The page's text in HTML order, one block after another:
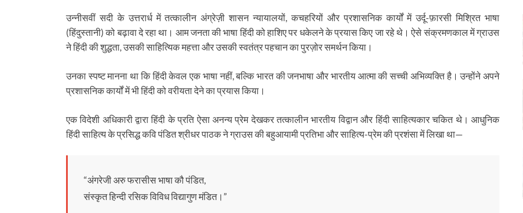
उन्नीसवीं सदी के उत्तरार्ध में तत्कालीन अंग्रेज़ी शासन न्यायालयों, कचहरियों और प्रशासनिक कार्यों में उर्दू-फ़ारसी मिश्रित भाषा
(हिंदुस्तानी) को बढ़ावा दे रहा था। आम जनता की भाषा हिंदी को हाशिए पर धकेलने के प्रयास किए जा रहे थे। ऐसे संक्रमणकाल में ग्राउस
ने हिंदी की शुद्धता, उसकी साहित्यिक महत्ता और उसकी स्वतंत्र पहचान का पुरज़ोर समर्थन किया।
उनका स्पष्ट मानना था कि हिंदी केवल एक भाषा नहीं, बल्कि भारत की जनभाषा और भारतीय आत्मा की सच्ची अभिव्यक्ति है। उन्होंने अपने
प्रशासनिक कार्यों में भी हिंदी को वरीयता देने का प्रयास किया।
एक विदेशी अधिकारी द्वारा हिंदी के प्रति ऐसा अनन्य प्रेम देखकर तत्कालीन भारतीय विद्वान और हिंदी साहित्यकार चकित थे। आधुनिक
हिंदी साहित्य के प्रसिद्ध कवि पंडित श्रीधर पाठक ने ग्राउस की बहुआयामी प्रतिभा और साहित्य-प्रेम की प्रशंसा में लिखा था—
“अंगरेजी अरु फरासीस भाषा कौ पंडित,
संस्कृत हिन्दी रसिक विविध विद्यागुण मंडित।”